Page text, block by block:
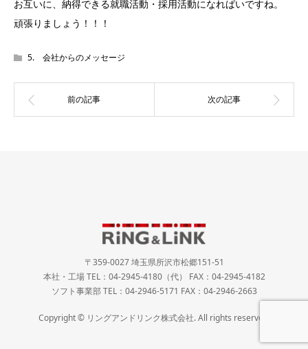
お互いに、納得できる就職活動・採用活動になればいですね。
頑張りましょう！！！
5. 会社からのメッセージ
〒359-0027 埼玉県所沢市松郷151-51
本社・工場 TEL：04-2945-4180（代） FAX：04-2945-4182
ソフト事業部 TEL：04-2946-5171 FAX：04-2946-2663
Copyright © リングアンドリンク株式会社. All rights reserved.